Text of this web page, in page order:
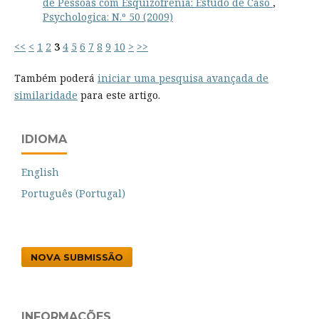
Psychologica: N.º 50 (2009)
<< < 1 2 3 4 5 6 7 8 9 10 > >>
Também poderá iniciar uma pesquisa avançada de
similaridade para este artigo.
IDIOMA
English
Português (Portugal)
NOVA SUBMISSÃO
INFORMAÇÕES